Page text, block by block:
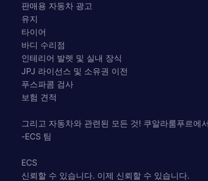
판매용 자동차 광고
유지
타이어
바디 수리점
인테리어 발렛 및 실내 장식
JPJ 라이선스 및 소유권 이전
푸스파콤 검사
보험 견적
그리고 자동차와 관련된 모든 것! 쿠알라룸푸르에
-ECS 팀
ECS
신뢰할 수 있습니다. 이제 신뢰할 수 있습니다.